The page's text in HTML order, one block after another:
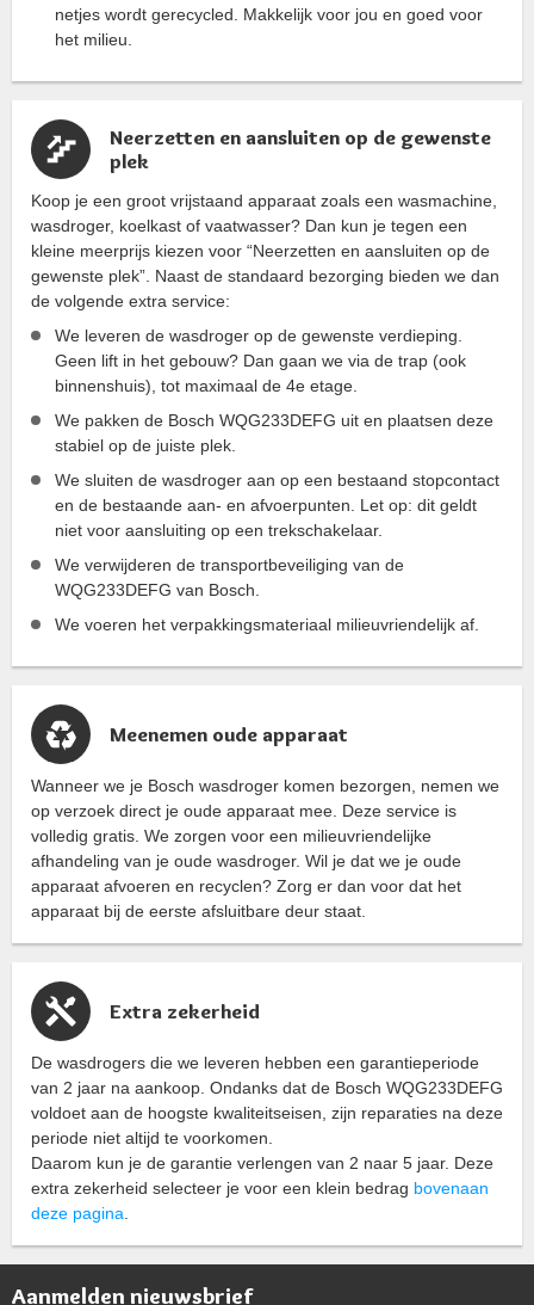
netjes wordt gerecycled. Makkelijk voor jou en goed voor
het milieu.
Neerzetten en aansluiten op de gewenste
plek
Koop je een groot vrijstaand apparaat zoals een wasmachine,
wasdroger, koelkast of vaatwasser? Dan kun je tegen een
kleine meerprijs kiezen voor “Neerzetten en aansluiten op de
gewenste plek”. Naast de standaard bezorging bieden we dan
de volgende extra service:
We leveren de wasdroger op de gewenste verdieping.
Geen lift in het gebouw? Dan gaan we via de trap (ook
binnenshuis), tot maximaal de 4e etage.
We pakken de Bosch WQG233DEFG uit en plaatsen deze
stabiel op de juiste plek.
We sluiten de wasdroger aan op een bestaand stopcontact
en de bestaande aan- en afvoerpunten. Let op: dit geldt
niet voor aansluiting op een trekschakelaar.
We verwijderen de transportbeveiliging van de
WQG233DEFG van Bosch.
We voeren het verpakkingsmateriaal milieuvriendelijk af.
Meenemen oude apparaat
Wanneer we je Bosch wasdroger komen bezorgen, nemen we
op verzoek direct je oude apparaat mee. Deze service is
volledig gratis. We zorgen voor een milieuvriendelijke
afhandeling van je oude wasdroger. Wil je dat we je oude
apparaat afvoeren en recyclen? Zorg er dan voor dat het
apparaat bij de eerste afsluitbare deur staat.
Extra zekerheid
De wasdrogers die we leveren hebben een garantieperiode
van 2 jaar na aankoop. Ondanks dat de Bosch WQG233DEFG
voldoet aan de hoogste kwaliteitseisen, zijn reparaties na deze
periode niet altijd te voorkomen.
Daarom kun je de garantie verlengen van 2 naar 5 jaar. Deze
extra zekerheid selecteer je voor een klein bedrag bovenaan
deze pagina
Aanmelden nieuwsbrief